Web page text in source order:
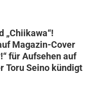
„Chiikawa“!
Magazin-Cover
für Aufsehen auf
Toru Seino kündigt